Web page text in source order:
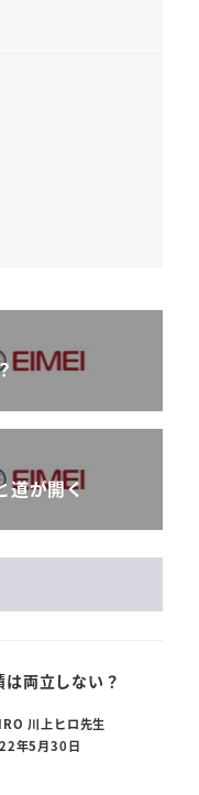
道が開く
両立しない？
川上ヒロ先生
年5月30日